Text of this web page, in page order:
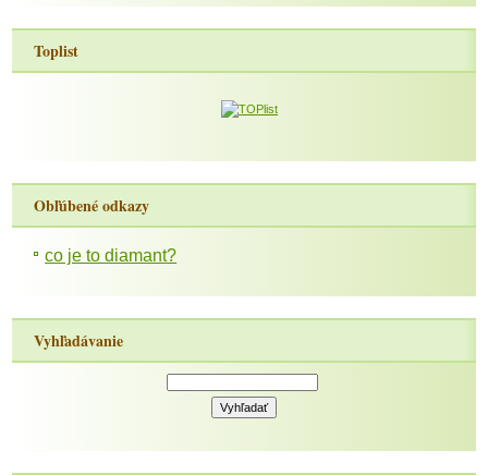
Toplist
Obľúbené odkazy
co je to diamant?
Vyhľadávanie